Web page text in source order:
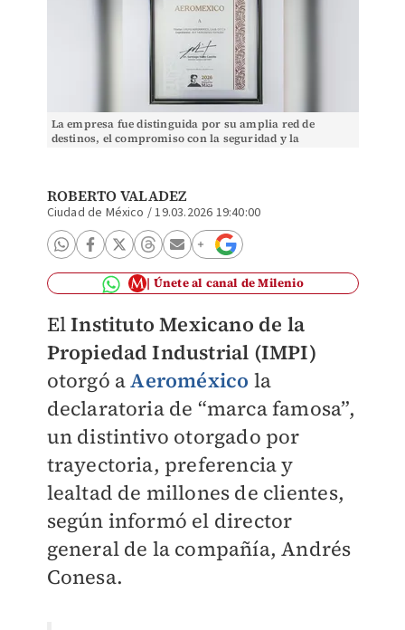
La empresa fue distinguida por su amplia red de
destinos, el compromiso con la seguridad y la
ROBERTO VALADEZ
Ciudad de México /19.03.2026 19:40:00
Únete al canal de Milenio
ElInstituto Mexicano de la
Propiedad Industrial (IMPI)
otorgó aAeroméxico la
declaratoria de “marca famosa”,
un distintivo otorgado por
trayectoria, preferencia y
lealtad de millones de clientes,
según informó el director
general de la compañía, Andrés
Conesa.